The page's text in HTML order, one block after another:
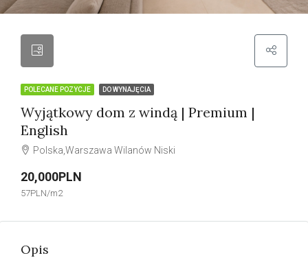
POLECANE POZYCJE DO WYNAJĘCIA
Wyjątkowy dom z windą | Premium |
English
Polska,Warszawa Wilanów Niski
20,000PLN
57PLN/m2
Opis